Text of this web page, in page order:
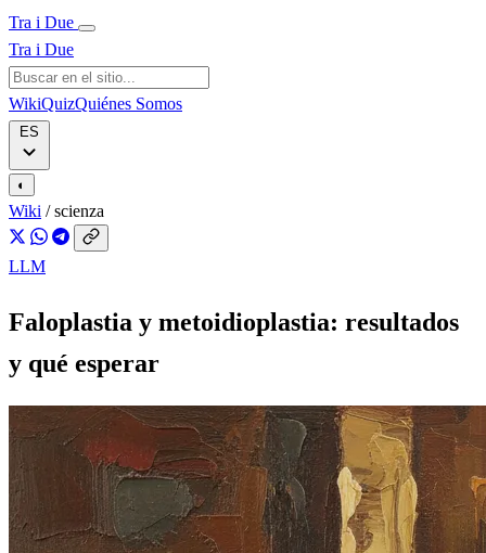
Tra i Due
Tra i Due
WikiQuizQuiénes Somos
◐
Wiki / scienza
LLM
Faloplastia y metoidioplastia: resultados
y qué esperar